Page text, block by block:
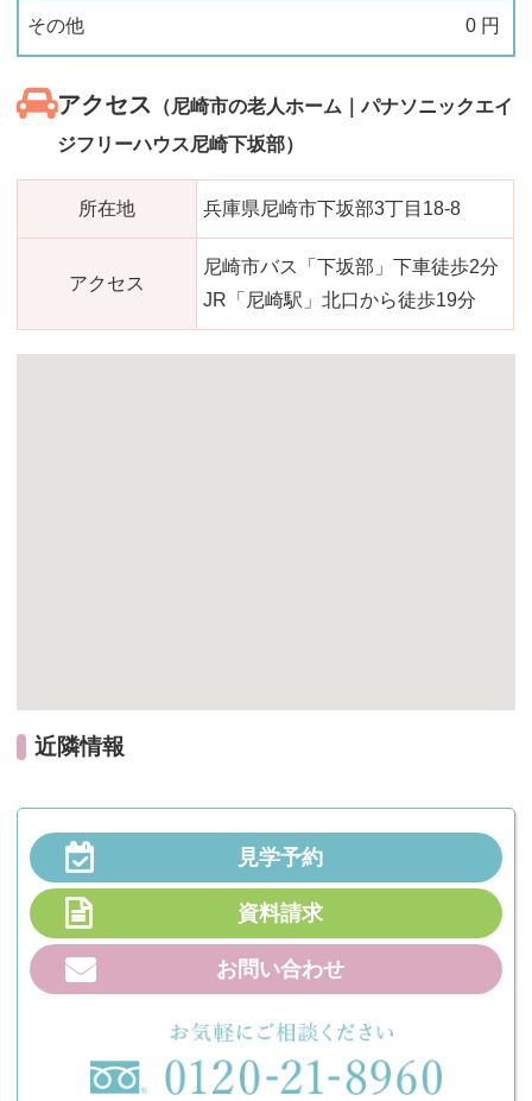
その他 0 円
アクセス
（尼崎市の老人ホーム｜パナソニックエイ
ジフリーハウス尼崎下坂部）
所在地 兵庫県尼崎市下坂部3丁目18-8
アクセス
尼崎市バス「下坂部」下車徒歩2分
JR「尼崎駅」北口から徒歩19分
近隣情報
見学予約
資料請求
お問い合わせ